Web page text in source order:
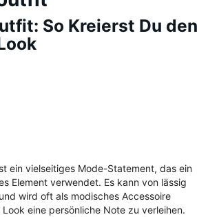
So Kreierst Du den
ein vielseitiges Mode-Statement, das ein
Element verwendet. Es kann von lässig
wird oft als modisches Accessoire
eine persönliche Note zu verleihen.